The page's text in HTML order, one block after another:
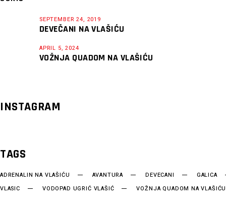
SEPTEMBER 24, 2019
DEVEČANI NA VLAŠIĆU
APRIL 5, 2024
VOŽNJA QUADOM NA VLAŠIĆU
INSTAGRAM
TAGS
ADRENALIN NA VLAŠIĆU AVANTURA DEVECANI
GALICA
VLASIC
VODOPAD UGRIĆ VLAŠIĆ VOŽNJA QUADOM NA VLAŠIĆU